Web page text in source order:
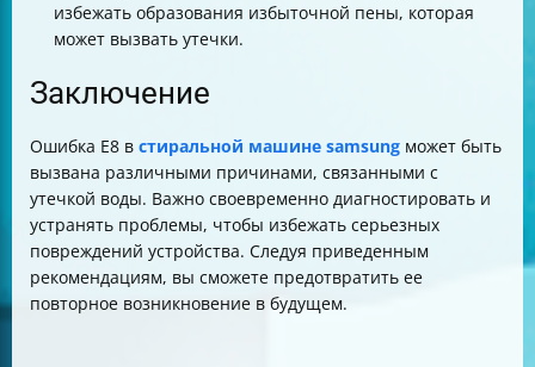
избежать образования избыточной пены, которая
может вызвать утечки.
Заключение
Ошибка E8 в стиральной машине samsung может быть
вызвана различными причинами, связанными с
утечкой воды. Важно своевременно диагностировать и
устранять проблемы, чтобы избежать серьезных
повреждений устройства. Следуя приведенным
рекомендациям, вы сможете предотвратить ее
повторное возникновение в будущем.